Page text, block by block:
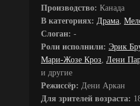
Производство: Канада
В категориях: Драма
Слоган: -
Роли исполнили: Эрик
Мари-Жозе Кроз Лени
и другие
Режиссёр: Дени Аркан
Для зрителей возраста: